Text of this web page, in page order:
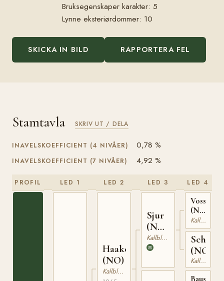
Bruksegenskaper karakter: 5
Lynne eksteriørdommer: 10
SKICKA IN BILD RAPPORTERA FEL
Stamtavla SKRIV UT / DELA
INAVELSKOEFFICIENT (4 NIVÅER) 0,78 %
INAVELSKOEFFICIENT (7 NIVÅER) 4,92 %
PROFIL LED 1 LED 2
Haakesjur
(NO)
Kallblodig Travare
LED 3
Sjur
(NO)
T-
284
Kallblodig Travare
LED 4
Vossevinn
(NO)
N
1867
Kallblodig Travare
(NO)
Kallblodig Travare
Baus